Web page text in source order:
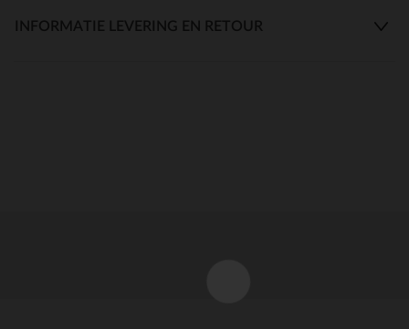
INFORMATIE LEVERING EN RETOUR